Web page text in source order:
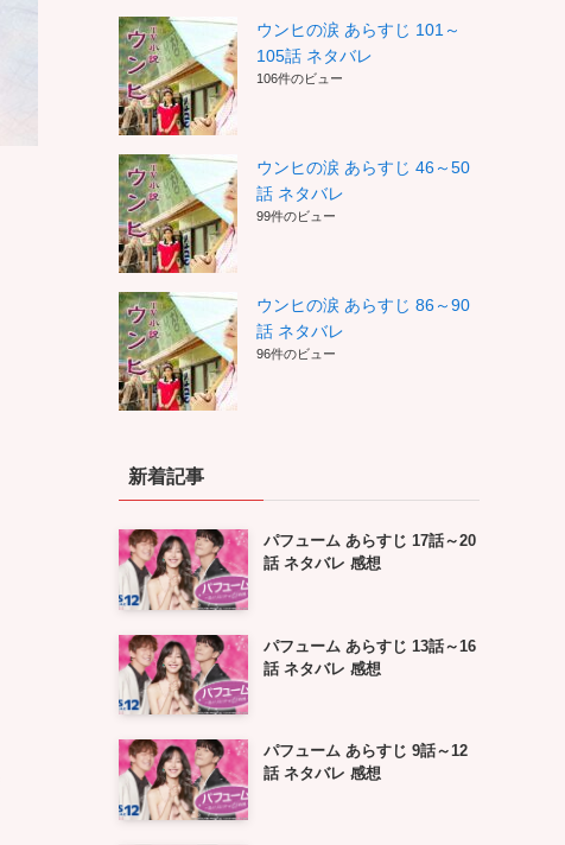
ウンヒの涙 あらすじ 101～
105話 ネタバレ
106件のビュー
ウンヒの涙 あらすじ 46～50
話 ネタバレ
99件のビュー
ウンヒの涙 あらすじ 86～90
話 ネタバレ
96件のビュー
新着記事
パフューム あらすじ 17話～20
話 ネタバレ 感想
パフューム あらすじ 13話～16
話 ネタバレ 感想
パフューム あらすじ 9話～12
話 ネタバレ 感想